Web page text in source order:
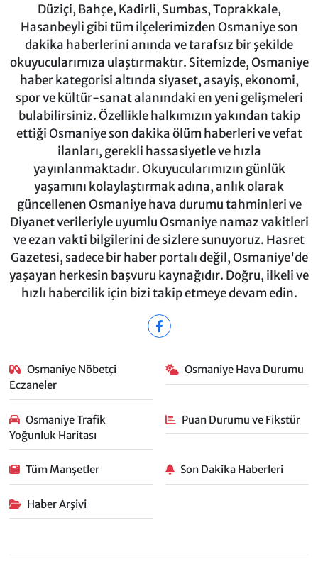
Düziçi, Bahçe, Kadirli, Sumbas, Toprakkale,
Hasanbeyli gibi tüm ilçelerimizden Osmaniye son
dakika haberlerini anında ve tarafsız bir şekilde
okuyucularımıza ulaştırmaktır. Sitemizde, Osmaniye
haber kategorisi altında siyaset, asayiş, ekonomi,
spor ve kültür-sanat alanındaki en yeni gelişmeleri
bulabilirsiniz. Özellikle halkımızın yakından takip
ettiği Osmaniye son dakika ölüm haberleri ve vefat
ilanları, gerekli hassasiyetle ve hızla
yayınlanmaktadır. Okuyucularımızın günlük
yaşamını kolaylaştırmak adına, anlık olarak
güncellenen Osmaniye hava durumu tahminleri ve
Diyanet verileriyle uyumlu Osmaniye namaz vakitleri
ve ezan vakti bilgilerini de sizlere sunuyoruz. Hasret
Gazetesi, sadece bir haber portalı değil, Osmaniye'de
yaşayan herkesin başvuru kaynağıdır. Doğru, ilkeli ve
hızlı habercilik için bizi takip etmeye devam edin.
Osmaniye Nöbetçi
Eczaneler
Osmaniye Hava Durumu
Osmaniye Trafik
Yoğunluk Haritası
Puan Durumu ve Fikstür
Tüm Manşetler Son Dakika Haberleri
Haber Arşivi